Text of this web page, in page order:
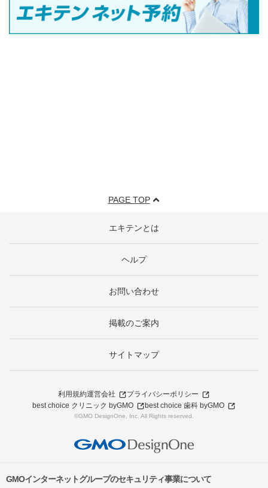
PAGE TOP
エキテンとは
ヘルプ
お問い合わせ
掲載のご案内
サイトマップ
利用規約運営会社
プライバシーポリシー
best choice クリニック byGMO
best choice 歯科 byGMO
©GMO DesignOne, Inc. All Rights reserved.
GMOインターネットグループのセキュリティ事業について